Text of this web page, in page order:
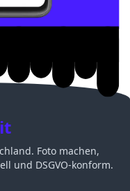
Foto machen,
und DSGVO-konform.